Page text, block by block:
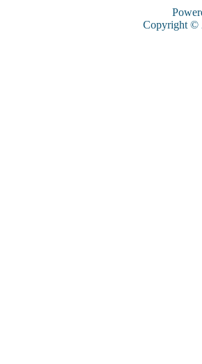
Copyright ©